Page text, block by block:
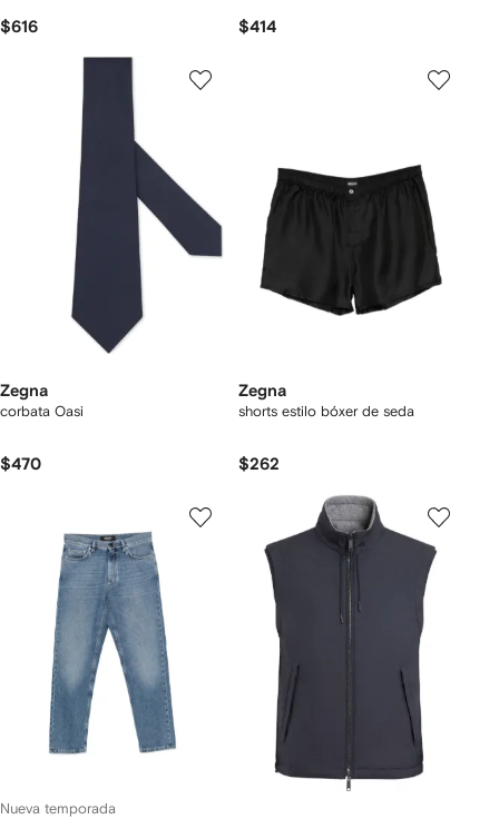
$616 $414
Zegna
corbata Oasi
$470
Zegna
shorts estilo bóxer de seda
$262
Nueva temporada